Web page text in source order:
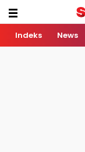
Indeks News